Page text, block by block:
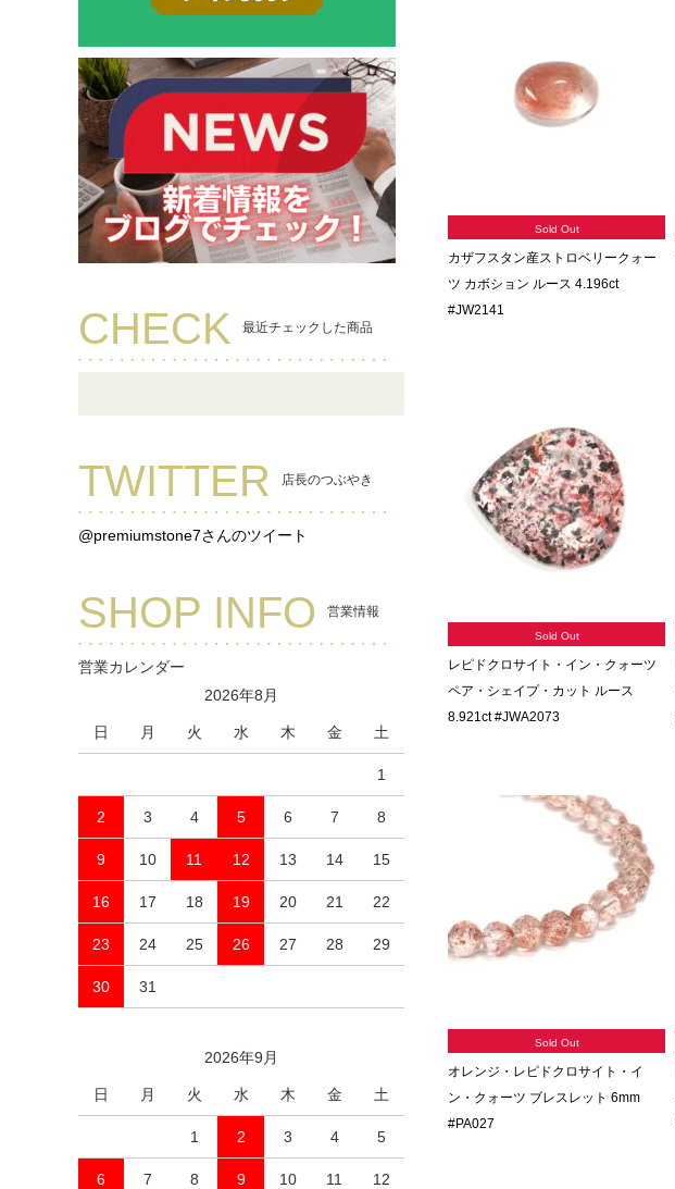
CHECK 最近チェックした商品
TWITTER 店長のつぶやき
@premiumstone7さんのツイート
SHOP INFO 営業情報
営業カレンダー
2026年8月
日 月 火 水 木 金 土
1
2 3 4 5 6 7 8
9 10 11 12 13 14 15
16 17 18 19 20 21 22
23 24 25 26 27 28 29
30 31
2026年9月
日 月 火 水 木 金 土
1 2 3 4 5
6 7 8 9 10 11 12
Sold Out
カザフスタン産ストロベリークォー
ツ カボション ルース 4.196ct
#JW2141
Sold Out
レピドクロサイト・イン・クォーツ
ペア・シェイプ・カット ルース
8.921ct #JWA2073
Sold Out
オレンジ・レピドクロサイト・イ
ン・クォーツ ブレスレット 6mm
#PA027